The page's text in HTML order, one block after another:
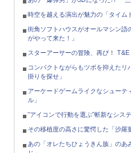
時空を越える演出が魅力の「タイム
街角ソフトハウスがオールマシン語
がやって来た！」
スターアーサーの冒険、再び！ T&E
コンパクトながらもツボを抑えた
掛りを探せ」
アーケードゲームライクなシュー
ル」
“アイコンで行動を選ぶ”斬新なシス
その移植度の高さに驚愕した「沙羅
あの「オレたちひょうきん族」のあ